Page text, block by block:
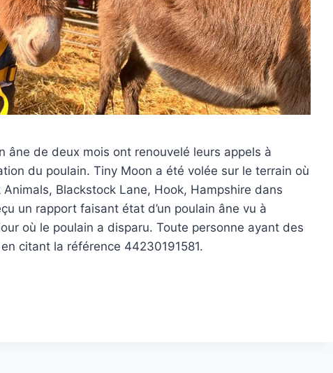
âne de deux mois ont renouvelé leurs appels à
du poulain. Tiny Moon a été volée sur le terrain où
Blackstock Lane, Hook, Hampshire dans
un rapport faisant état d’un poulain âne vu à
où le poulain a disparu. Toute personne ayant des
citant la référence 44230191581.